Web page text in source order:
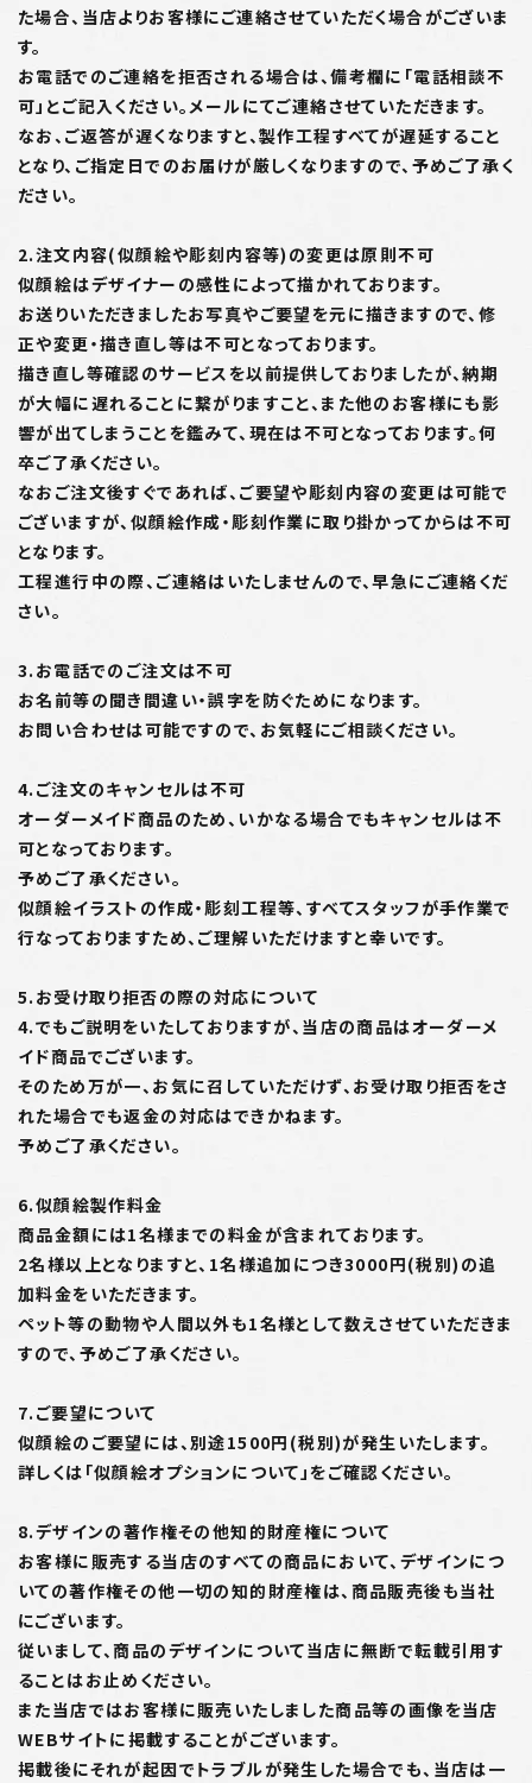
た場合、当店よりお客様にご連絡させていただく場合がございま
す。
お電話でのご連絡を拒否される場合は、備考欄に「電話相談不
可」とご記入ください。メールにてご連絡させていただきます。
なお、ご返答が遅くなりますと、製作工程すべてが遅延すること
となり、ご指定日でのお届けが厳しくなりますので、予めご了承く
ださい。
2.注文内容(似顔絵や彫刻内容等)の変更は原則不可
似顔絵はデザイナーの感性によって描かれております。
お送りいただきましたお写真やご要望を元に描きますので、修
正や変更・描き直し等は不可となっております。
描き直し等確認のサービスを以前提供しておりましたが、納期
が大幅に遅れることに繋がりますこと、また他のお客様にも影
響が出てしまうことを鑑みて、現在は不可となっております。何
卒ご了承ください。
なおご注文後すぐであれば、ご要望や彫刻内容の変更は可能で
ございますが、似顔絵作成・彫刻作業に取り掛かってからは不可
となります。
工程進行中の際、ご連絡はいたしませんので、早急にご連絡くだ
さい。
3.お電話でのご注文は不可
お名前等の聞き間違い・誤字を防ぐためになります。
お問い合わせは可能ですので、お気軽にご相談ください。
4.ご注文のキャンセルは不可
オーダーメイド商品のため、いかなる場合でもキャンセルは不
可となっております。
予めご了承ください。
似顔絵イラストの作成・彫刻工程等、すべてスタッフが手作業で
行なっておりますため、ご理解いただけますと幸いです。
5.お受け取り拒否の際の対応について
4.でもご説明をいたしておりますが、当店の商品はオーダーメ
イド商品でございます。
そのため万が一、お気に召していただけず、お受け取り拒否をさ
れた場合でも返金の対応はできかねます。
予めご了承ください。
6.似顔絵製作料金
商品金額には1名様までの料金が含まれております。
2名様以上となりますと、1名様追加につき3000円(税別)の追
加料金をいただきます。
ペット等の動物や人間以外も1名様として数えさせていただきま
すので、予めご了承ください。
7.ご要望について
似顔絵のご要望には、別途1500円(税別)が発生いたします。
詳しくは「似顔絵オプションについて」をご確認ください。
8.デザインの著作権その他知的財産権について
お客様に販売する当店のすべての商品において、デザインにつ
いての著作権その他一切の知的財産権は、商品販売後も当社
にございます。
従いまして、商品のデザインについて当店に無断で転載引用す
ることはお止めください。
また当店ではお客様に販売いたしました商品等の画像を当店
WEBサイトに掲載することがございます。
掲載後にそれが起因でトラブルが発生した場合でも、当店は一